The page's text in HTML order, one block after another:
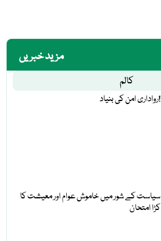
مزید خبریں
کالم
رواداری امن کی بنیاد!
سیاست کے شور میں خاموش عوام اور معیشت کا
کڑا امتحان